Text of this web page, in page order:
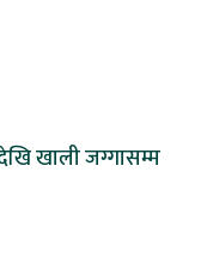
खाली जग्गासम्म